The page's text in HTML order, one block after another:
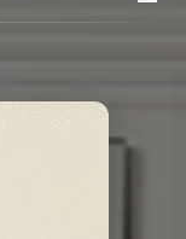
01:00:04